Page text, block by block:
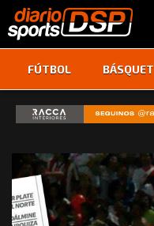
FÚTBOL BÁSQUET